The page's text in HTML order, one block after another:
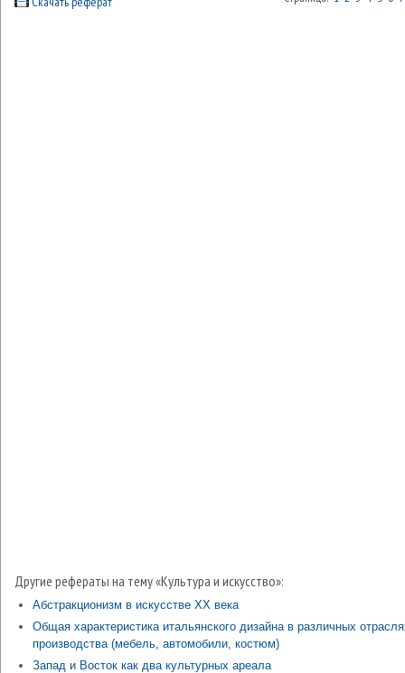
Другие рефераты на тему «Культура и искусство»:
Абстракционизм в искусстве ХХ века
Общая характеристика итальянского дизайна в различных
производства (мебель, автомобили, костюм)
Запад и Восток как два культурных ареала